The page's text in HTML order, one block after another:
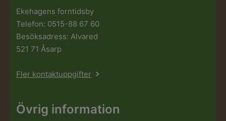
Ekehagens forntidsby
Telefon: 0515-88 67 60
Besöksadress: Alvared
521 71 Åsarp
Fler kontaktuppgifter
Övrig information